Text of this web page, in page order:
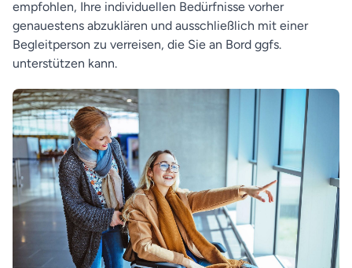
empfohlen, Ihre individuellen Bedürfnisse vorher
genauestens abzuklären und ausschließlich mit einer
Begleitperson zu verreisen, die Sie an Bord ggfs.
unterstützen kann.